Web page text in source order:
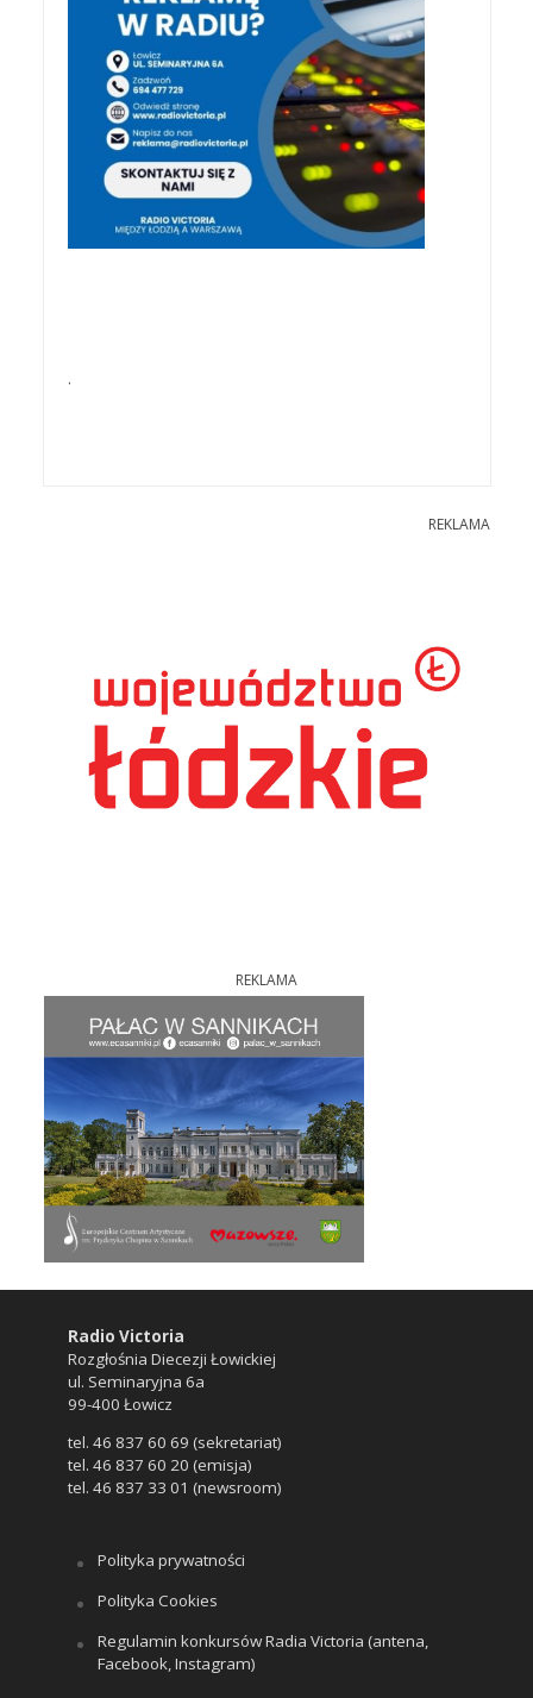
.
REKLAMA
REKLAMA
Radio Victoria
Rozgłośnia Diecezji Łowickiej
ul. Seminaryjna 6a
99-400 Łowicz
tel. 46 837 60 69 (sekretariat)
tel. 46 837 60 20 (emisja)
tel. 46 837 33 01 (newsroom)
Polityka prywatności
Polityka Cookies
Regulamin konkursów Radia Victoria (antena,
Facebook, Instagram)